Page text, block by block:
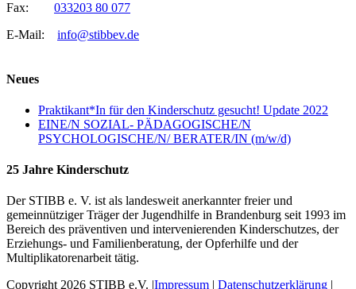
Fax: 033203 80 077
E-Mail: info@stibbev.de
Neues
Praktikant*In für den Kinderschutz gesucht! Update 2022
EINE/N SOZIAL- PÄDAGOGISCHE/N
PSYCHOLOGISCHE/N/ BERATER/IN (m/w/d)
25 Jahre Kinderschutz
Der STIBB e. V. ist als landesweit anerkannter freier und
gemeinnütziger Träger der Jugendhilfe in Brandenburg seit 1993 im
Bereich des präventiven und intervenierenden Kinderschutzes, der
Erziehungs- und Familienberatung, der Opferhilfe und der
Multiplikatorenarbeit tätig.
Copyright 2026 STIBB e.V. | Impressum Datenschutzerklärung